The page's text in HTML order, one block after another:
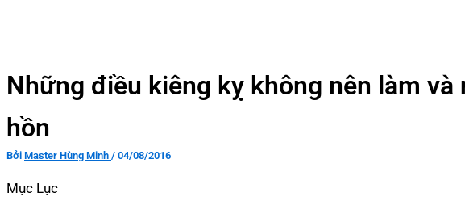
Những điều kiêng kỵ không nên làm
hồn
Bởi Master Hùng Minh / 04/08/2016
Mục Lục